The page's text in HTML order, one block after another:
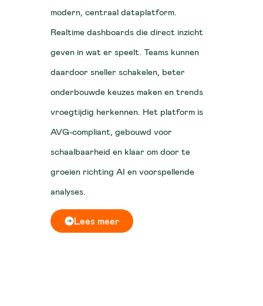
modern, centraal dataplatform.
Realtime dashboards die direct inzicht
geven in wat er speelt. Teams kunnen
daardoor sneller schakelen, beter
onderbouwde keuzes maken en trends
vroegtijdig herkennen. Het platform is
AVG-compliant, gebouwd voor
schaalbaarheid en klaar om door te
groeien richting AI en voorspellende
analyses.
Lees meer